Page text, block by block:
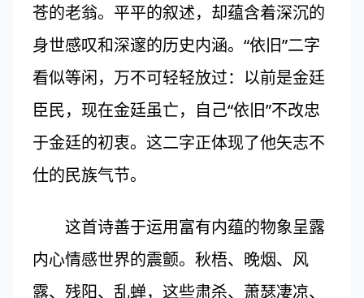
苍的老翁。平平的叙述，却蕴含着深沉的
身世感叹和深邃的历史内涵。“依旧”二字
看似等闲，万不可轻轻放过：以前是金廷
臣民，现在金廷虽亡，自己“依旧”不改忠
于金廷的初衷。这二字正体现了他矢志不
仕的民族气节。
这首诗善于运用富有内蕴的物象呈露
内心情感世界的震颤。秋梧、晚烟、风
露、残阳、乱蝉，这些肃杀、萧瑟凄凉、